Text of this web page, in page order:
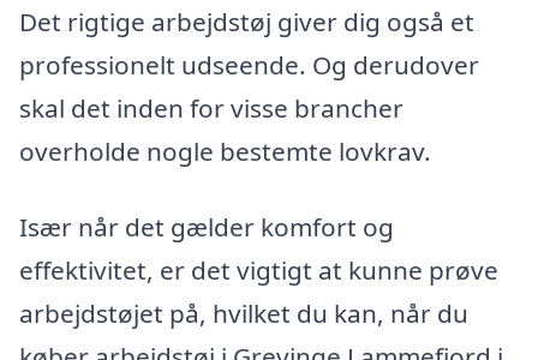
Det rigtige arbejdstøj giver dig også et
professionelt udseende. Og derudover
skal det inden for visse brancher
overholde nogle bestemte lovkrav.
Især når det gælder komfort og
effektivitet, er det vigtigt at kunne prøve
arbejdstøjet på, hvilket du kan, når du